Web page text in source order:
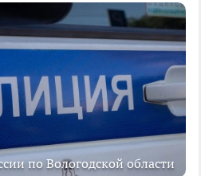
по Вологодской области